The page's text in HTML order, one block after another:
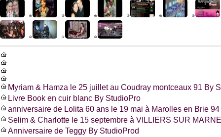
Myriam & Hamza le 25 juillet au Coudray montceaux 91 By
Livre Book en cuir blanc By StudioPro
anniversaire de Lolita 60 ans le 19 mai à Marolles en Brie 94
Selim & Charlotte le 15 septembre à VILLIERS SUR
Anniversaire de Teggy By StudioProd